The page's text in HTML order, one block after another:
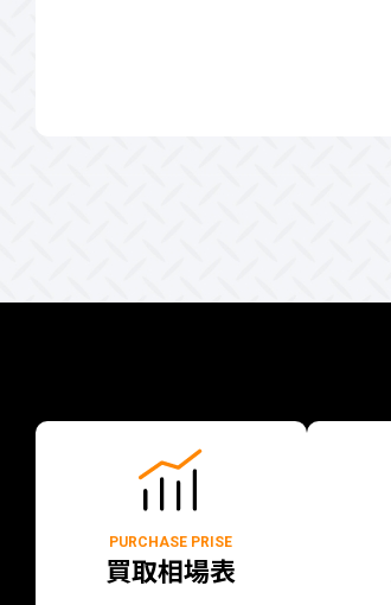
PURCHASE PRISE
買取相場表